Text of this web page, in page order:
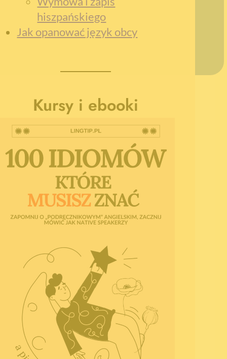
hiszpańskiego
Jak opanować język obcy
Kursy i ebooki